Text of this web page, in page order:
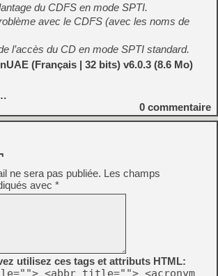
du CDFS en mode SPTI.
avec le CDFS (avec les noms de
l’accès du CD en mode SPTI standard.
(Français | 32 bits) v6.0.3 (8.6 Mo)
0 commentaire
ne sera pas publiée. Les champs
avec *
utilisez ces tags et attributs HTML:
<abbr title=""> <acronym